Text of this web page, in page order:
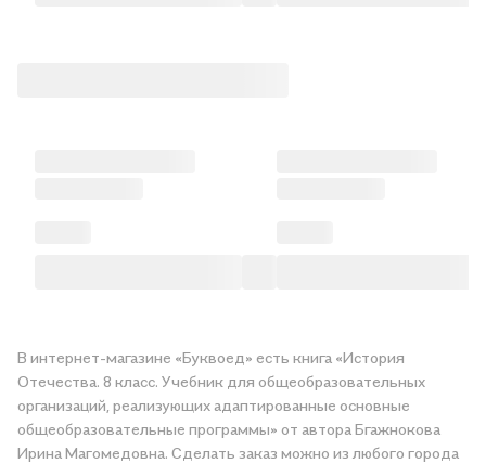
В интернет-магазине «Буквоед» есть книга «История
Отечества. 8 класс. Учебник для общеобразовательных
организаций, реализующих адаптированные основные
общеобразовательные программы» от автора Бгажнокова
Ирина Магомедовна. Сделать заказ можно из любого города